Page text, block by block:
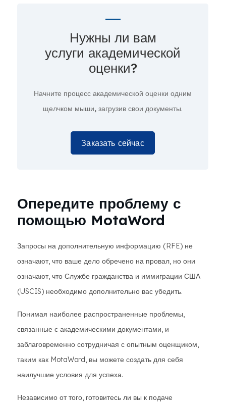
Нужны ли вам
услуги академической
оценки?
Начните процесс академической оценки одним
щелчком мыши, загрузив свои документы.
Заказать сейчас
Опередите проблему с
помощью MotaWord
Запросы на дополнительную информацию (RFE) не
означают, что ваше дело обречено на провал, но они
означают, что Службе гражданства и иммиграции США
(USCIS) необходимо дополнительно вас убедить.
Понимая наиболее распространенные проблемы,
связанные с академическими документами, и
заблаговременно сотрудничая с опытным оценщиком,
таким как MotaWord, вы можете создать для себя
наилучшие условия для успеха.
Независимо от того, готовитесь ли вы к подаче